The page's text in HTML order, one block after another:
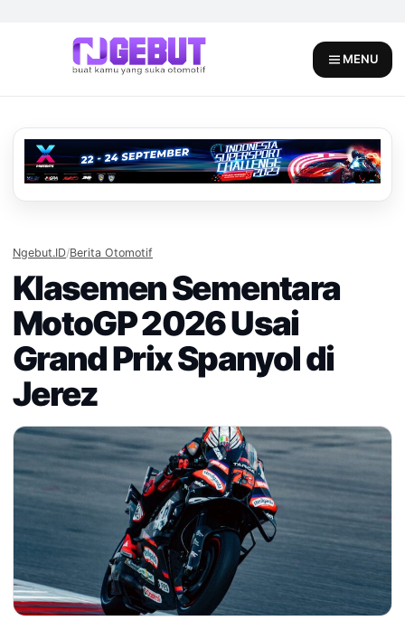
MENU
Ngebut.ID/Berita Otomotif
Klasemen Sementara
MotoGP 2026 Usai
Grand Prix Spanyol di
Jerez